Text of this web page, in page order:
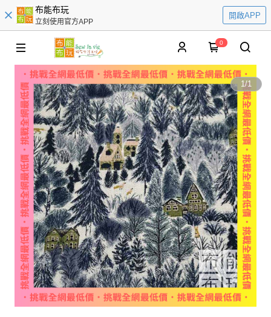
布能布玩
立刻使用官方APP
開啟APP
0
1/1